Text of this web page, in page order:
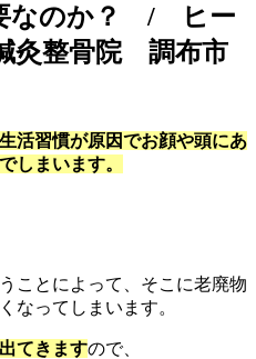
なのか？ / ヒー
灸整骨院 調布市
活習慣が原因でお顔や頭にあ
しまいます。
ことによって、そこに老廃物
なってしまいます。
てきますので、